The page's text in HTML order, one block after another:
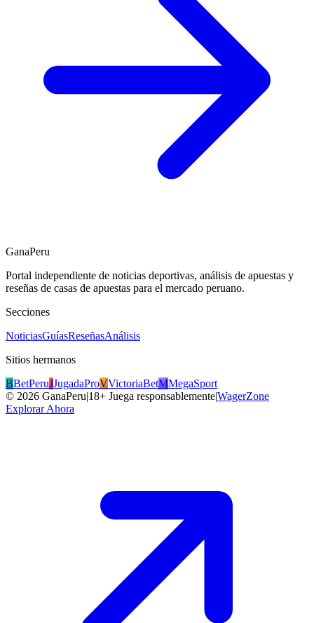
GanaPeru
Portal independiente de noticias deportivas, análisis de apuestas y
reseñas de casas de apuestas para el mercado peruano.
Secciones
NoticiasGuíasReseñasAnálisis
Sitios hermanos
BBetPeruJJugadaProVVictoriaBetMMegaSport
© 2026 GanaPeru|18+ Juega responsablemente|WagerZone
Explorar Ahora